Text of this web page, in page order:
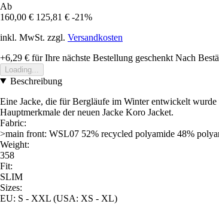
Ab
160,00 € 125,81 € -21%
inkl. MwSt. zzgl. Versandkosten
+6,29 € für Ihre nächste Bestellung geschenkt Nach
Loading...
Beschreibung
Eine Jacke, die für Bergläufe im Winter entwickelt
Hauptmerkmale der neuen Jacke Koro Jacket.
Fabric:
>main front: WSL07 52% recycled polyamide 48%
Weight:
358
Fit:
SLIM
Sizes:
EU: S - XXL (USA: XS - XL)